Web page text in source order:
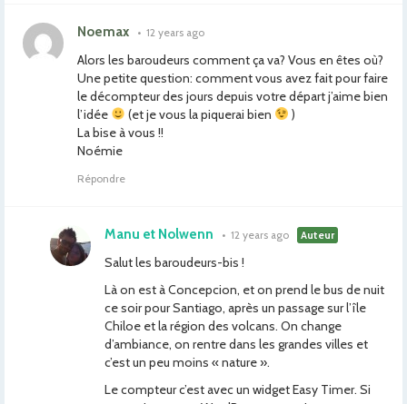
Noemax • 12 years ago
Alors les baroudeurs comment ça va? Vous en êtes où?
Une petite question: comment vous avez fait pour faire
le décompteur des jours depuis votre départ j’aime bien
l’idée
(et je vous la piquerai bien
)
La bise à vous !!
Noémie
Répondre
Manu et Nolwenn • 12 years ago Auteur
Salut les baroudeurs-bis !
Là on est à Concepcion, et on prend le bus de nuit
ce soir pour Santiago, après un passage sur l’île
Chiloe et la région des volcans. On change
d’ambiance, on rentre dans les grandes villes et
c’est un peu moins « nature ».
Le compteur c’est avec un widget Easy Timer. Si